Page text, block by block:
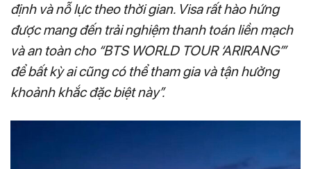
định và nỗ lực theo thời gian. Visa rất hào hứng
được mang đến trải nghiệm thanh toán liền mạch
và an toàn cho “BTS WORLD TOUR ‘ARIRANG’’’
để bất kỳ ai cũng có thể tham gia và tận hưởng
khoảnh khắc đặc biệt này”.